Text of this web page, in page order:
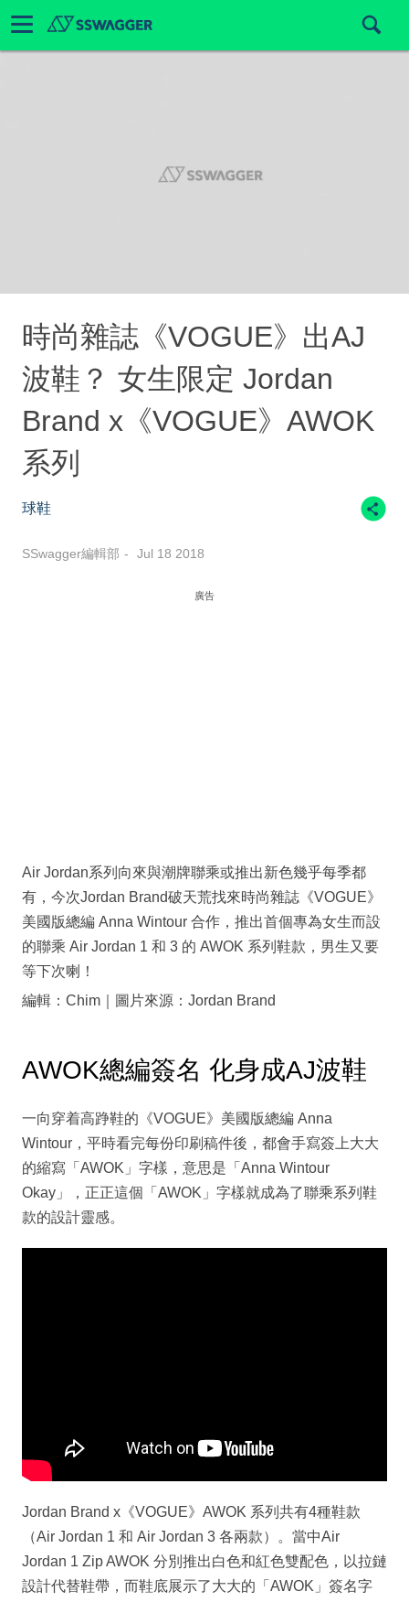
時尚雜誌《VOGUE》出AJ
波鞋？ 女生限定 Jordan
Brand x《VOGUE》AWOK
系列
球鞋
SSwagger編輯部 Jul 18 2018
廣告
Air Jordan系列向來與潮牌聯乘或推出新色幾乎每季都
有，今次Jordan Brand破天荒找來時尚雜誌《VOGUE》
美國版總編 Anna Wintour 合作，推出首個專為女生而設
的聯乘 Air Jordan 1 和 3 的 AWOK 系列鞋款，男生又要
等下次喇！
編輯：Chim｜圖片來源：Jordan Brand
AWOK總編簽名 化身成AJ波鞋
一向穿着高踭鞋的《VOGUE》美國版總編 Anna
Wintour，平時看完每份印刷稿件後，都會手寫簽上大大
的縮寫「AWOK」字樣，意思是「Anna Wintour
Okay」，正正這個「AWOK」字樣就成為了聯乘系列鞋
款的設計靈感。
Jordan Brand x《VOGUE》AWOK 系列共有4種鞋款
（Air Jordan 1 和 Air Jordan 3 各兩款）。當中Air
Jordan 1 Zip AWOK 分別推出白色和紅色雙配色，以拉鏈
設計代替鞋帶，而鞋底展示了大大的「AWOK」簽名字